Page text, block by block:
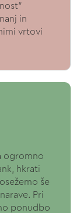
in
vrtovi
ogromno
hkrati
še
Pri
ponudbo